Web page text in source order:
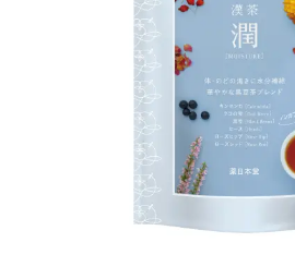
ショッピングガイド